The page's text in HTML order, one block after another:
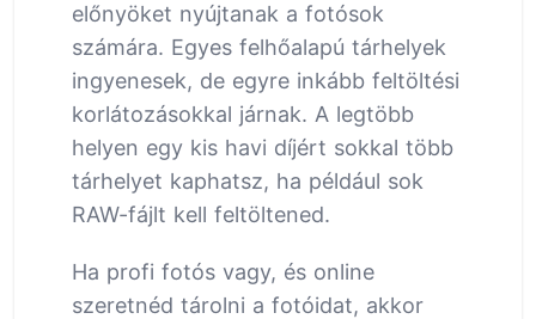
előnyöket nyújtanak a fotósok
számára. Egyes felhőalapú tárhelyek
ingyenesek, de egyre inkább feltöltési
korlátozásokkal járnak. A legtöbb
helyen egy kis havi díjért sokkal több
tárhelyet kaphatsz, ha például sok
RAW-fájlt kell feltöltened.
Ha profi fotós vagy, és online
szeretnéd tárolni a fotóidat, akkor